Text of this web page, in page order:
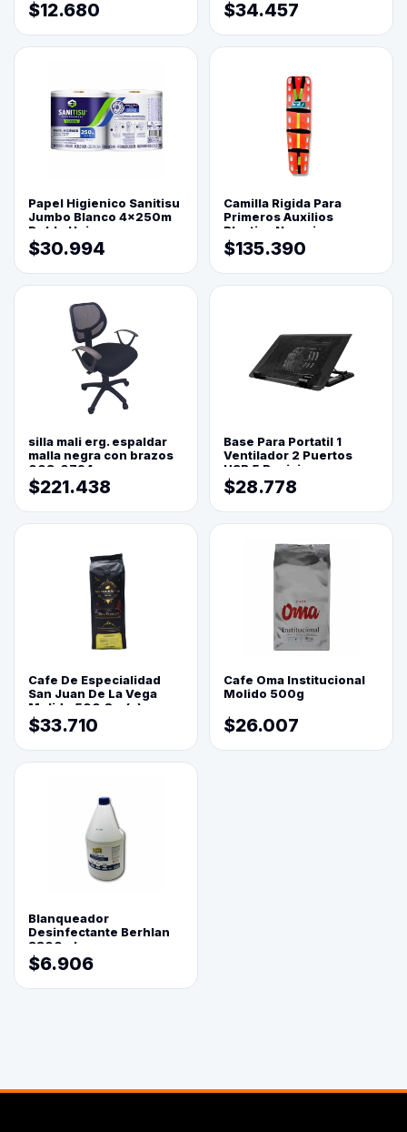
$12.680 $34.457
Papel Higienico Sanitisu
Jumbo Blanco 4x250m
Doble Hoja
$30.994
Camilla Rigida Para
Primeros Auxilios
Plastica Naranja
$135.390
silla mali erg. espaldar
malla negra con brazos
003-0794
$221.438
Base Para Portatil 1
Ventilador 2 Puertos
USB 5 Posiciones
$28.778
Cafe De Especialidad
San Juan De La Vega
Molido 500 Grs(=)
$33.710
Cafe Oma Institucional
Molido 500g
$26.007
Blanqueador
Desinfectante Berhlan
3800ml
$6.906